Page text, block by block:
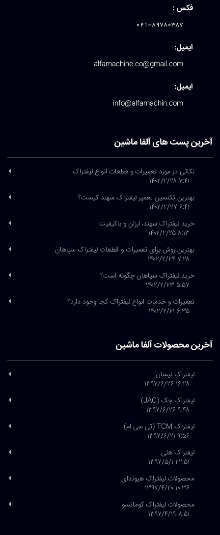
فکس :
021-89780387
ایمیل:
alfamachine.co@gmail.com
ایمیل:
info@alfamachin.com
آخرین پست های آلفا ماشین
نکاتی در مورد تعمیرات و قطعات انواع لیفتراک
۷:۴۱ ۱۴۰۲/۲/۲۸
بهترین تکنسین تعمیر لیفتراک سهند کیست؟
۶:۴۱ ۱۴۰۲/۲/۲۷
خرید لیفتراک سهند، ارزان و باکیفیت
۸:۱۳ ۱۴۰۲/۲/۲۵
بهترین روش برای تعمیرات و قطعات لیفتراک سپاهان
۷:۲۸ ۱۴۰۲/۲/۲۴
خرید لیفتراک سپاهان چگونه است؟
۵:۵۷ ۱۴۰۲/۲/۲۳
تعمیرات و خدمات انواع لیفتراک کجا وجود دارد؟
۶:۳۵ ۱۴۰۲/۲/۲۱
آخرین محصولات آلفا ماشین
لیفتراک نیسان
۱۶:۲۸ ۱۳۹۷/۶/۲۶
لیفتراک جک (JAC)
۹:۴۸ ۱۳۹۷/۶/۲۶
لیفتراک TCM (تی سی ام)
۹:۵۶ ۱۳۹۷/۶/۲۱
لیفتراک هلی
۲۲:۵۱ ۱۳۹۷/۵/۱
محصولات لیفتراک هیوندای
۱۰:۳۶ ۱۳۹۷/۴/۲۰
محصولات لیفتراک کوماتسو
۸:۵۱ ۱۳۹۷/۴/۱۹